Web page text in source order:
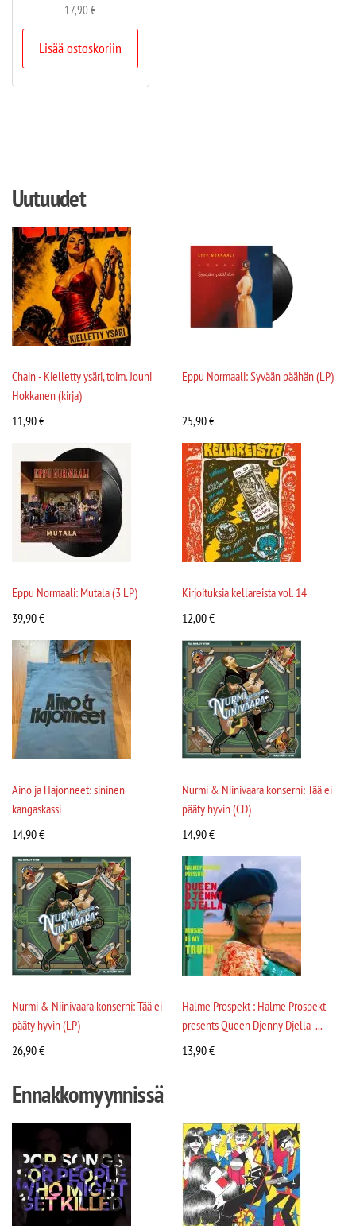
17,90€
Lisää ostoskoriin
Uutuudet
Chain - Kielletty ysäri, toim. Jouni
Hokkanen (kirja)
11,90€
Eppu Normaali: Syvään päähän (LP)
25,90€
Eppu Normaali: Mutala (3 LP)
39,90€
Kirjoituksia kellareista vol. 14
12,00€
Aino ja Hajonneet: sininen
kangaskassi
14,90€
Nurmi & Niinivaara konserni: Tää ei
pääty hyvin (CD)
14,90€
Nurmi & Niinivaara konserni: Tää ei
pääty hyvin (LP)
26,90€
Halme Prospekt : Halme Prospekt
presents Queen Djenny Djella -...
13,90€
Ennakkomyynnissä